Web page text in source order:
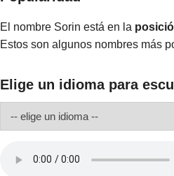
El nombre Sorin está en la
Estos son algunos nombres más
Elige un idioma para